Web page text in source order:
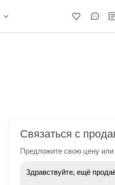
Связаться с
Предложите свою цену или